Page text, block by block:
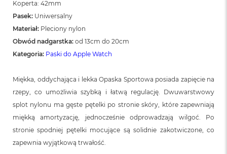
Koperta: 42mm
Pasek: Uniwersalny
Materiał: Pleciony nylon
Obwód nadgarstka: od 13cm do 20cm
Kategoria: Paski do Apple Watch
Miękka, oddychająca i lekka Opaska Sportowa posiada zapięcie na
rzepy, co umożliwia szybką i łatwą regulację. Dwuwarstwowy
splot nylonu ma gęste pętelki po stronie skóry, które zapewniają
miękką amortyzację, jednocześnie odprowadzają wilgoć. Po
stronie spodniej pętelki mocujące są solidnie zakotwiczone, co
zapewnia wyjątkową trwałość.